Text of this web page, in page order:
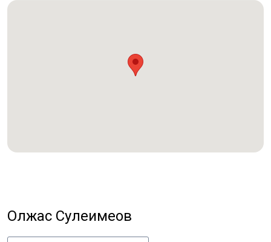
Олжас Сулеимеов